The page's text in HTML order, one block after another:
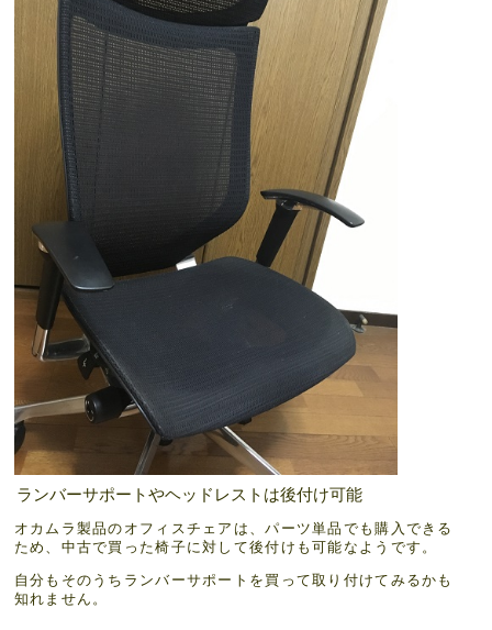
ランバーサポートやヘッドレストは後付け可能
オカムラ製品のオフィスチェアは、パーツ単品でも購入できる
ため、中古で買った椅子に対して後付けも可能なようです。
自分もそのうちランバーサポートを買って取り付けてみるかも
知れません。